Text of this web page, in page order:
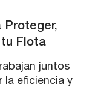
Proteger,
tu Flota
juntos
la eficiencia y